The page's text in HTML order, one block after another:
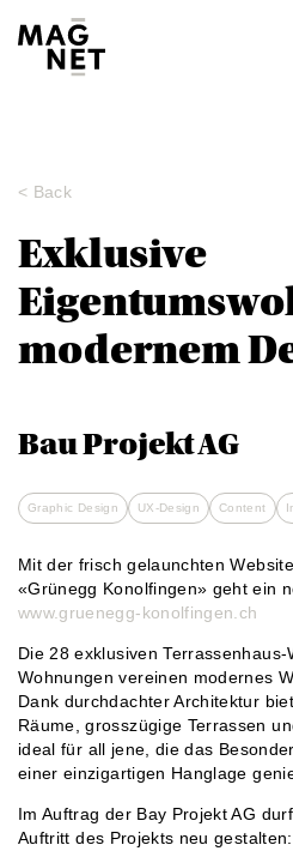
< Back
Exklusive
modernem
Bau Projekt AG
Graphic Design UX-Design Content
Mit der frisch gelaunchten
«Grünegg Konolfingen» geht ein
www.gruenegg-konolfingen.ch
Die 28 exklusiven
Wohnungen vereinen modernes
Dank durchdachter Architektur
Räume, grosszügige Terrassen
ideal für all jene, die das
einer einzigartigen Hanglage
Im Auftrag der Bay Projekt AG
Auftritt des Projekts neu